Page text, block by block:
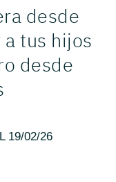
desde
a tus hijos
desde
19/02/26